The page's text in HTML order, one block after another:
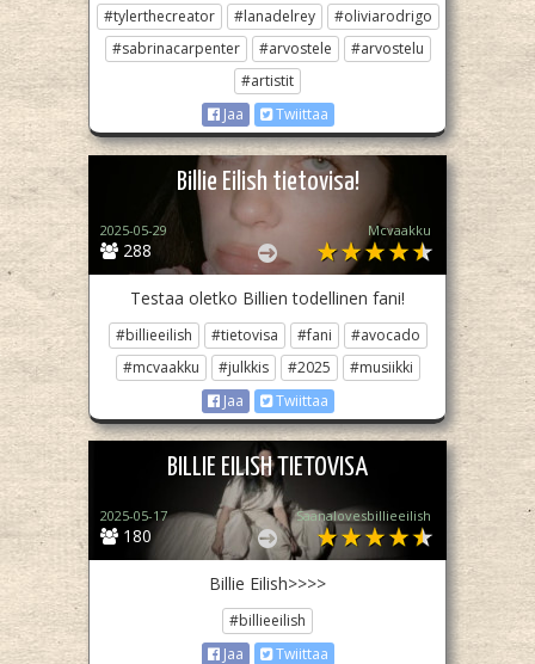
#tylerthecreator
#lanadelrey
#oliviarodrigo
#sabrinacarpenter
#arvostele
#arvostelu
#artistit
Jaa
Twiittaa
Billie Eilish tietovisa!
288
2025-05-29 Mcvaakku
Testaa oletko Billien todellinen fani!
#billieeilish #tietovisa #fani
#avocado
#mcvaakku
#julkkis #2025
#musiikki
Jaa
Twiittaa
BILLIE EILISH TIETOVISA
180
2025-05-17 Saanalovesbillieeilish
Billie Eilish>>>>
#billieeilish
Jaa
Twiittaa